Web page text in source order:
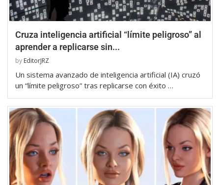
Cruza inteligencia artificial “límite peligroso” al
aprender a replicarse sin...
by EditorJRZ
Un sistema avanzado de inteligencia artificial (IA) cruzó
un “límite peligroso” tras replicarse con éxito …